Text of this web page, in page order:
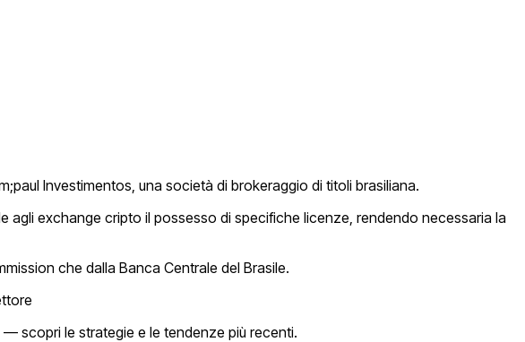
Investimentos, una società di brokeraggio di titoli brasiliana.
exchange cripto il possesso di specifiche licenze, rendendo necessaria la
che dalla Banca Centrale del Brasile.
scopri le strategie e le tendenze più recenti.